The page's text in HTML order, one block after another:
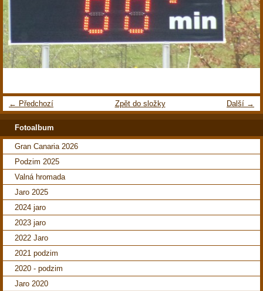
← Předchozí Další →
Zpět do složky
Fotoalbum
Gran Canaria 2026
Podzim 2025
Valná hromada
Jaro 2025
2024 jaro
2023 jaro
2022 Jaro
2021 podzim
2020 - podzim
Jaro 2020